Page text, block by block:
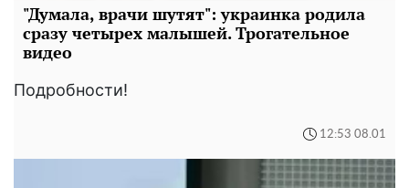
"Думала, врачи шутят": украинка родила
сразу четырех малышей. Трогательное
видео
Подробности!
12:53 08.01